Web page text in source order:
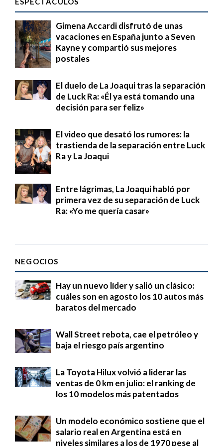
Gimena Accardi disfrutó de unas
vacaciones en España junto a Seven
Kayne y compartió sus mejores
postales
El duelo de La Joaqui tras la separación
de Luck Ra: «Él ya está tomando una
decisión para ser feliz»
El video que desató los rumores: la
trastienda de la separación entre Luck
Ra y La Joaqui
Entre lágrimas, La Joaqui habló por
primera vez de su separación de Luck
Ra: «Yo me quería casar»
NEGOCIOS
Hay un nuevo líder y salió un clásico:
cuáles son en agosto los 10 autos más
baratos del mercado
Wall Street rebota, cae el petróleo y
baja el riesgo país argentino
La Toyota Hilux volvió a liderar las
ventas de 0 km en julio: el ranking de
los 10 modelos más patentados
Un modelo económico sostiene que el
salario real en Argentina está en
niveles similares a los de 1970 pese al